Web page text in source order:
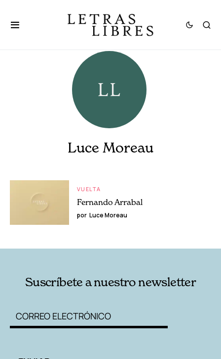
Luce Moreau
VUELTA
Fernando Arrabal
por Luce Moreau
Suscríbete a nuestro newsletter